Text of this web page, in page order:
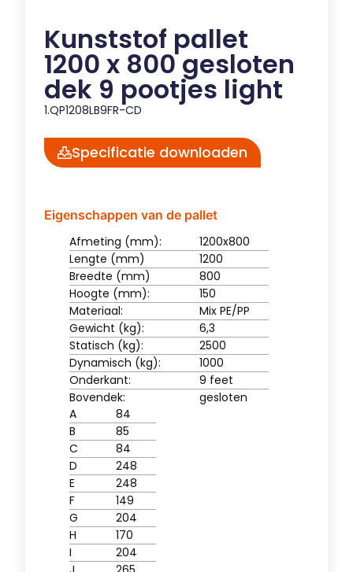
Kunststof pallet
1200 x 800 gesloten
dek 9 pootjes light
1.QP1208LB9FR-CD
Specificatie downloaden
Eigenschappen van de pallet
Afmeting (mm):
1200x800
Lengte (mm)
1200
Breedte (mm)
800
Hoogte (mm):
150
Materiaal:
Mix PE/PP
Gewicht (kg):
6,3
Statisch (kg):
2500
Dynamisch (kg):
1000
Onderkant:
9 feet
Bovendek:
gesloten
A
84
B
85
C
84
D
248
E
248
F
149
G
204
H
170
I
204